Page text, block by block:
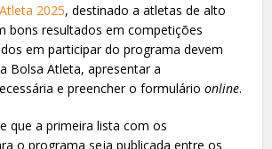
2025, destinado a atletas de alto
bons resultados em competições
em participar do programa devem
Bolsa Atleta, apresentar a
e preencher o formulárioonline.
que a primeira lista com os
o programa seja publicada entre os